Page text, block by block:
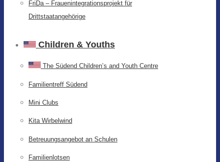
FriDa – Frauenintegrationsprojekt für
Drittstaatangehörige
Children & Youths
The Südend Children’s and Youth Centre
Familientreff Südend
Mini Clubs
Kita Wirbelwind
Betreuungsangebot an Schulen
Familienlotsen